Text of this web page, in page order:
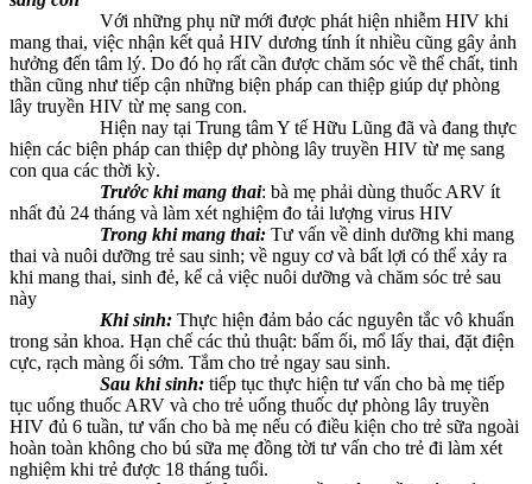
Với những phụ nữ mới được phát hiện nhiễm HIV khi
mang thai, việc nhận kết quả HIV dương tính ít nhiều cũng gây ảnh
hưởng đến tâm lý. Do đó họ rất cần được chăm sóc về thể chất, tinh
thần cũng như tiếp cận những biện pháp can thiệp giúp dự phòng
lây truyền HIV từ mẹ sang con.
Hiện nay tại Trung tâm Y tế Hữu Lũng đã và đang thực
hiện các biện pháp can thiệp dự phòng lây truyền HIV từ mẹ sang
con qua các thời kỳ.
Trước khi mang thai: bà mẹ phải dùng thuốc ARV ít
nhất đủ 24 tháng và làm xét nghiệm đo tải lượng virus HIV
Trong khi mang thai: Tư vấn về dinh dưỡng khi mang
thai và nuôi dưỡng trẻ sau sinh; về nguy cơ và bất lợi có thể xảy ra
khi mang thai, sinh đẻ, kể cả việc nuôi dưỡng và chăm sóc trẻ sau
này
Khi sinh: Thực hiện đảm bảo các nguyên tắc vô khuẩn
trong sản khoa. Hạn chế các thủ thuật: bấm ối, mổ lấy thai, đặt điện
cực, rạch màng ối sớm. Tắm cho trẻ ngay sau sinh.
Sau khi sinh: tiếp tục thực hiện tư vấn cho bà mẹ tiếp
tục uống thuốc ARV và cho trẻ uống thuốc dự phòng lây truyền
HIV đủ 6 tuần, tư vấn cho bà mẹ nếu có điều kiện cho trẻ sữa ngoài
hoàn toàn không cho bú sữa mẹ đồng tời tư vấn cho trẻ đi làm xét
nghiệm khi trẻ được 18 tháng tuổi.